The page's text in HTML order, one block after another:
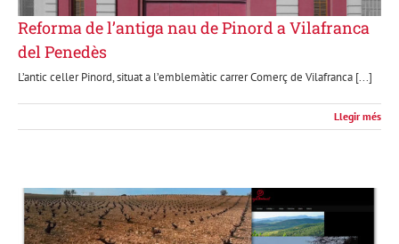
Reforma de l’antiga nau de Pinord a Vilafranca
del Penedès
L’antic celler Pinord, situat a l’emblemàtic carrer Comerç de Vilafranca [...]
Llegir més